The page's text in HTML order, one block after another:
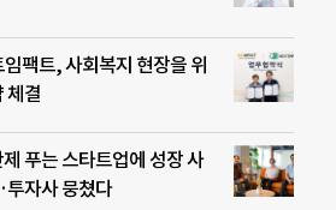
팩트, 사회복지 현장을 위
체결
푸는 스타트업에 성장 사
자사 뭉쳤다